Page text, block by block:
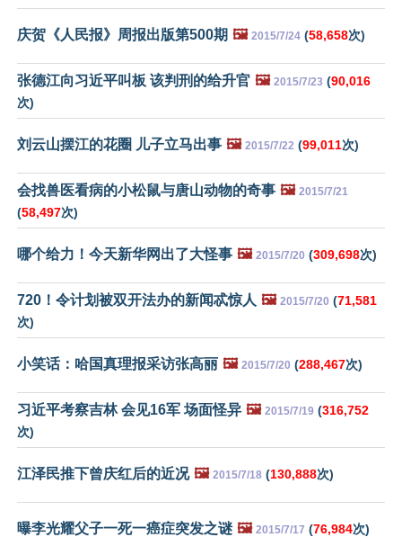
庆贺《人民报》周报出版第500期 🖼️ 2015/7/24 (58,658次)
张德江向习近平叫板 该判刑的给升官 🖼️ 2015/7/23 (90,016
次)
刘云山摆江的花圈 儿子立马出事 🖼️ 2015/7/22 (99,011次)
会找兽医看病的小松鼠与唐山动物的奇事 🖼️ 2015/7/21
(58,497次)
哪个给力！今天新华网出了大怪事 🖼️ 2015/7/20 (309,698次)
720！令计划被双开法办的新闻忒惊人 🖼️ 2015/7/20 (71,581
次)
小笑话：哈国真理报采访张高丽 🖼️ 2015/7/20 (288,467次)
习近平考察吉林 会见16军 场面怪异 🖼️ 2015/7/19 (316,752
次)
江泽民推下曾庆红后的近况 🖼️ 2015/7/18 (130,888次)
曝李光耀父子一死一癌症突发之谜 🖼️ 2015/7/17 (76,984次)